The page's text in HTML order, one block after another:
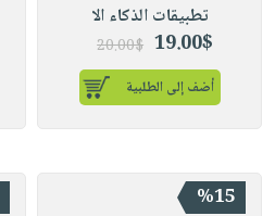
تطبيقات الذكاء الا
19.00$
20.00$
أضف إلى الطلبية
%15